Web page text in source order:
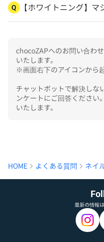
Q 【ホワイトニング】マ
chocoZAPへのお問い合わ
いたします。
※画面右下のアイコンから
チャットボットで解決しな
ンケートにご回答ください
いたします。
HOME よくある質問 ネイ
最新の情報